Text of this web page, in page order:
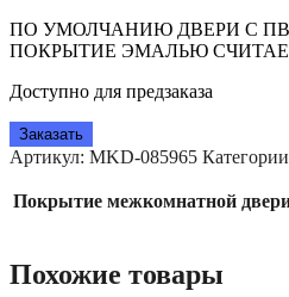
ПО УМОЛЧАНИЮ ДВЕРИ С
ПОКРЫТИЕ ЭМАЛЬЮ
Доступно для предзаказа
Заказать
Артикул: MKD-085965
Покрытие межкомнатной
Похожие товары